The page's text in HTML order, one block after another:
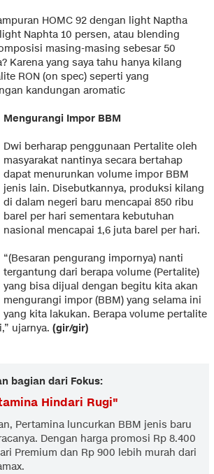
HOMC 92 dengan light Naptha
Naphta 10 persen, atau blending
masing-masing sebesar 50
Karena yang saya tahu hanya kilang
RON (on spec) seperti yang
kandungan aromatic
Mengurangi Impor BBM
Dwi berharap penggunaan Pertalite oleh
masyarakat nantinya secara bertahap
dapat menurunkan volume impor BBM
jenis lain. Disebutkannya, produksi kilang
di dalam negeri baru mencapai 850 ribu
barel per hari sementara kebutuhan
nasional mencapai 1,6 juta barel per hari.
“(Besaran pengurang impornya) nanti
tergantung dari berapa volume (Pertalite)
yang bisa dijual dengan begitu kita akan
mengurangi impor (BBM) yang selama ini
yang kita lakukan. Berapa volume pertalite
ujarnya. (gir/gir)
bagian dari Fokus:
Hindari Rugi"
Pertamina luncurkan BBM jenis baru
Dengan harga promosi Rp 8.400
Premium dan Rp 900 lebih murah dari